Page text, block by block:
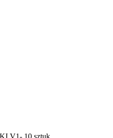
V1- 10 sztuk